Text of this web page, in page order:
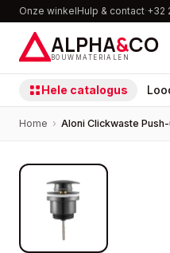
Onze winkelHulp & contact·+32
ALPHA&CO
BOUWMATERIALEN
Hele catalogus
Home › Aloni Clickwaste